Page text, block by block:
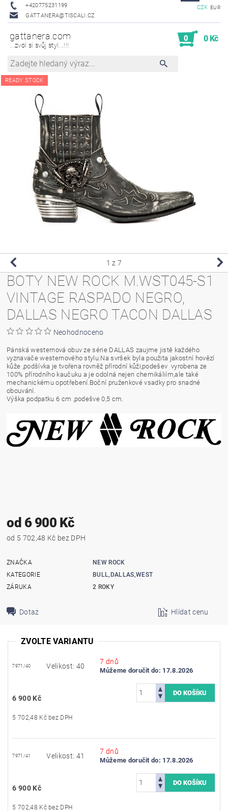
+420775231199
GATTANERA@TISCALI.CZ
CZK EUR
gattanera.com
...zvol si svůj styl...!!!
0 0 Kč
READY STOCK
1 z 7
BOTY NEW ROCK M.WST045-S1
VINTAGE RASPADO NEGRO,
DALLAS NEGRO TACON DALLAS
Neohodnoceno
Pánská westernová obuv ze série DALLAS zaujme jistě každého
vyznavače westernového stylu.Na svršek byla použita jakostní hovězí
kůže ,podšívka je tvořena rovněž přírodní kůži,podešev vyrobena ze
100% přírodního kaučuku a je odolná nejen chemikáliím,ale také
mechanickému opotřebení.Boční pruženkové vsadky pro snadné
obouvání.
Výška podpatku 6 cm ,podešve 0,5 cm.
od 6 900 Kč
od 5 702,48 Kč bez DPH
ZNAČKA
NEW ROCK
KATEGORIE
BULL,DALLAS,WEST
ZÁRUKA
2 ROKY
Dotaz Hlídat cenu
ZVOLTE VARIANTU
7971/40 Velikost: 40
7 dnů
Můžeme doručit do: 17.8.2026
6 900 Kč
5 702,48 Kč bez DPH
7971/41 Velikost: 41
7 dnů
Můžeme doručit do: 17.8.2026
6 900 Kč
5 702,48 Kč bez DPH